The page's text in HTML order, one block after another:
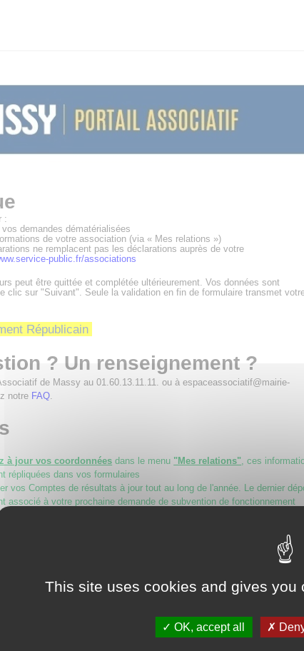
:
demandes dématérialisées
de votre association (via « Mes relations »)
ne remplacent pas les déclarations auprès de votre
public.fr/associations
peut être quittée et complétée ultérieurement. Vos données sont
clic sur "Suivant". Seule la validation en fin de formulaire transmet
Républicain
? Un renseignement ?
de Massy au 01.60.13.11.11. ou à espaceassociatif@mairie-
notre FAQ.
à jour vos coordonnées dans le menu "Mes relations", ces
répliquées dans vos formulaires
vos Comptes de résultats à jour tout au long de l'année. Le dernier
associé à votre prochaine demande de subvention de fonctionnement
toute association sollicitant une subvention, un avantage en
autorité administrative (État, collectivités territoriales,
) doit être signataire du contrat d’engagement républicain
légal de l’association ou la fondation.
contrat, l’association s’engage à respecter les principes républicains
république, la liberté de conscience, l’égalité et la non discrimination, la
de violence, le respect de la dignité humaine, le respect des symboles
ci-dessus.
signé et intégré en pièce jointe à votre dossier de demande de
This site uses cookies and gives
OK, accept all